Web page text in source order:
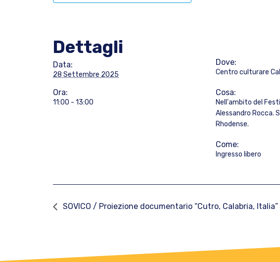
Dettagli
Data:
28 Settembre 2025
Ora:
11:00 - 13:00
Dove:
Centro culturare
Cosa:
Nell'ambito del
Alessandro Rocca.
Rhodense.
Come:
Ingresso libero
SOVICO / Proiezione documentario “Cutro, Calabria, Italia”